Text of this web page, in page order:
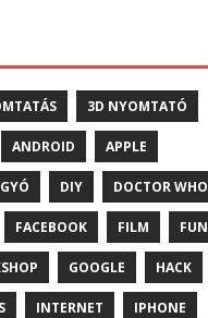
3D NYOMTATÓ
ANDROID APPLE
DIY DOCTOR WHO
FACEBOOK FILM FUN
GOOGLE HACK
INTERNET IPHONE